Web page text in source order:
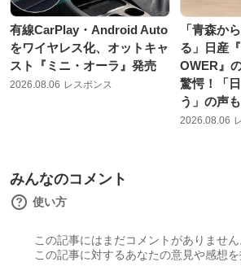
有線CarPlay・Android Auto
をワイヤレス化、オットキャ
スト『ミニ・オーラ』発売
2026.08.06 レスポンス
「青森か
る」日産
OWER』
驚愕！「
う」の声も
2026.08.06
みんなのコメント
使い方
この記事にはまだコメントがありません
この記事に対するあなたの意見や感想